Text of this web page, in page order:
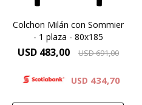
Colchon Milán con Sommier
- 1 plaza - 80x185
USD 483,00 USD691,00
USD 434,70